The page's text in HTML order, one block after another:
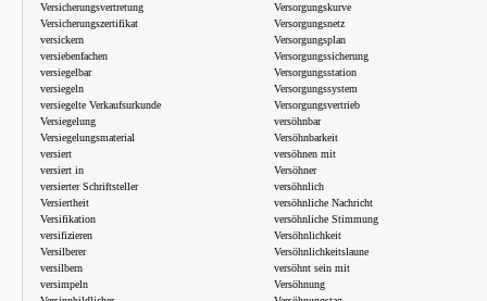
Versicherungsvertretung
Versicherungszertifikat
versickern
versiebenfachen
versiegelbar
versiegeln
versiegelte Verkaufsurkunde
Versiegelung
Versiegelungsmaterial
versiert
versiert in
versierter Schriftsteller
Versiertheit
Versifikation
versifizieren
Versilberer
versilbern
versimpeln
Versorgungskurve
Versorgungsnetz
Versorgungsplan
Versorgungssicherung
Versorgungsstation
Versorgungssystem
Versorgungsvertrieb
versöhnbar
Versöhnbarkeit
versöhnen mit
Versöhner
versöhnlich
versöhnliche Nachricht
versöhnliche Stimmung
Versöhnlichkeit
Versöhnlichkeitslaune
versöhnt sein mit
Versöhnung